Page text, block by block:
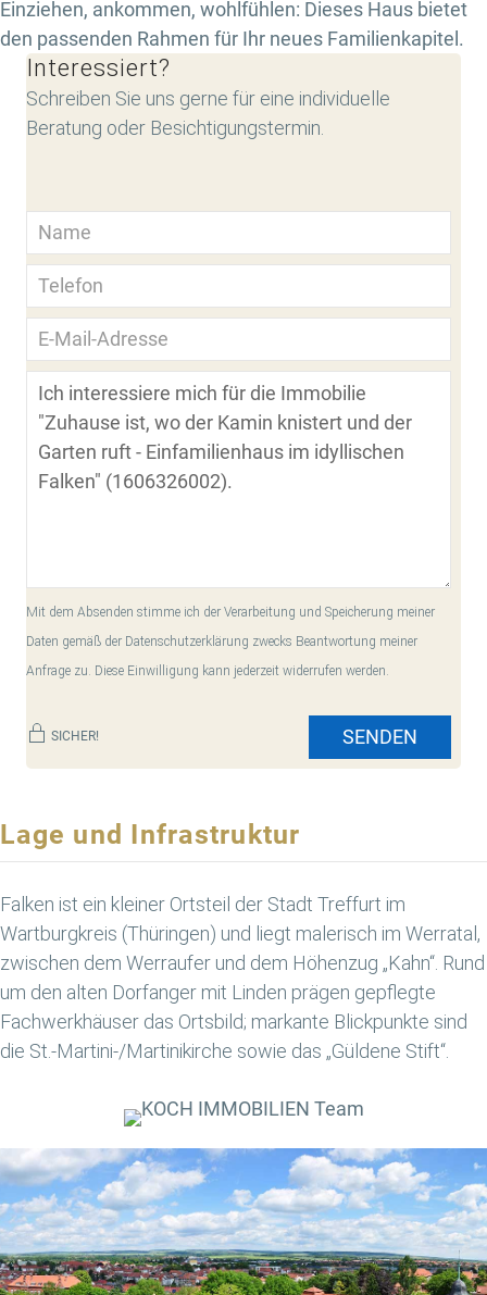
Einziehen, ankommen, wohlfühlen: Dieses Haus bietet
den passenden Rahmen für Ihr neues Familienkapitel.
Interessiert?
Schreiben Sie uns gerne für eine individuelle
Beratung oder Besichtigungstermin.
Mit dem Absenden stimme ich der Verarbeitung und Speicherung meiner
Daten gemäß der Datenschutzerklärung zwecks Beantwortung meiner
Anfrage zu. Diese Einwilligung kann jederzeit widerrufen werden.
SICHER! SENDEN
Lage und Infrastruktur
Falken ist ein kleiner Ortsteil der Stadt Treffurt im
Wartburgkreis (Thüringen) und liegt malerisch im Werratal,
zwischen dem Werraufer und dem Höhenzug „Kahn“. Rund
um den alten Dorfanger mit Linden prägen gepflegte
Fachwerkhäuser das Ortsbild; markante Blickpunkte sind
die St.-Martini-/Martinikirche sowie das „Güldene Stift“.